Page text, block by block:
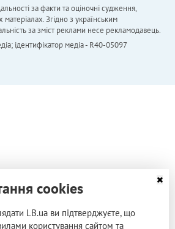
за факти та оціночні судження,
Згідно з українським
за зміст реклами несе рекламодавець.
ідентифікатор медіа - R40-05097
cookies
LB.ua ви підтверджуєте, що
користування сайтом та